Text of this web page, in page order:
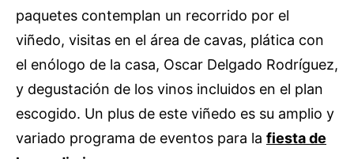
paquetes contemplan un recorrido por el
viñedo, visitas en el área de cavas, plática con
el enólogo de la casa, Oscar Delgado Rodríguez,
y degustación de los vinos incluidos en el plan
escogido. Un plus de este viñedo es su amplio y
variado programa de eventos para la fiesta de